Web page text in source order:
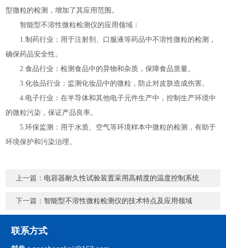
型微粒的检测，增加了其应用范围。
智能型不溶性微粒检测仪的应用领域：
1.制药行业：用于注射剂、口服液等药品中不溶性微粒的检测，
确保药品安全性。
2.食品行业：检测食品中的异物和杂质，保障食品质量。
3.化妆品行业：监测化妆品中的微粒，防止对皮肤造成伤害。
4.电子行业：在半导体和其他电子元件生产中，控制生产环境中
的微粒污染，保证产品良率。
5.环保监测：用于水质、空气等环境样本中微粒的检测，有助于
环境保护和污染治理。
上一篇： 电容器耐久性试验装置采用高精度的温度控制系统
下一篇： 智能型不溶性微粒检测仪的技术特点及应用领域
联系方式